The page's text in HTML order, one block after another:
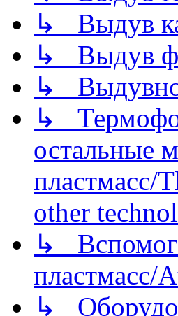
↳ Выдув
↳ Выдув
↳
↳
остальные
пластмасс/
other
↳
пластмасс/
↳